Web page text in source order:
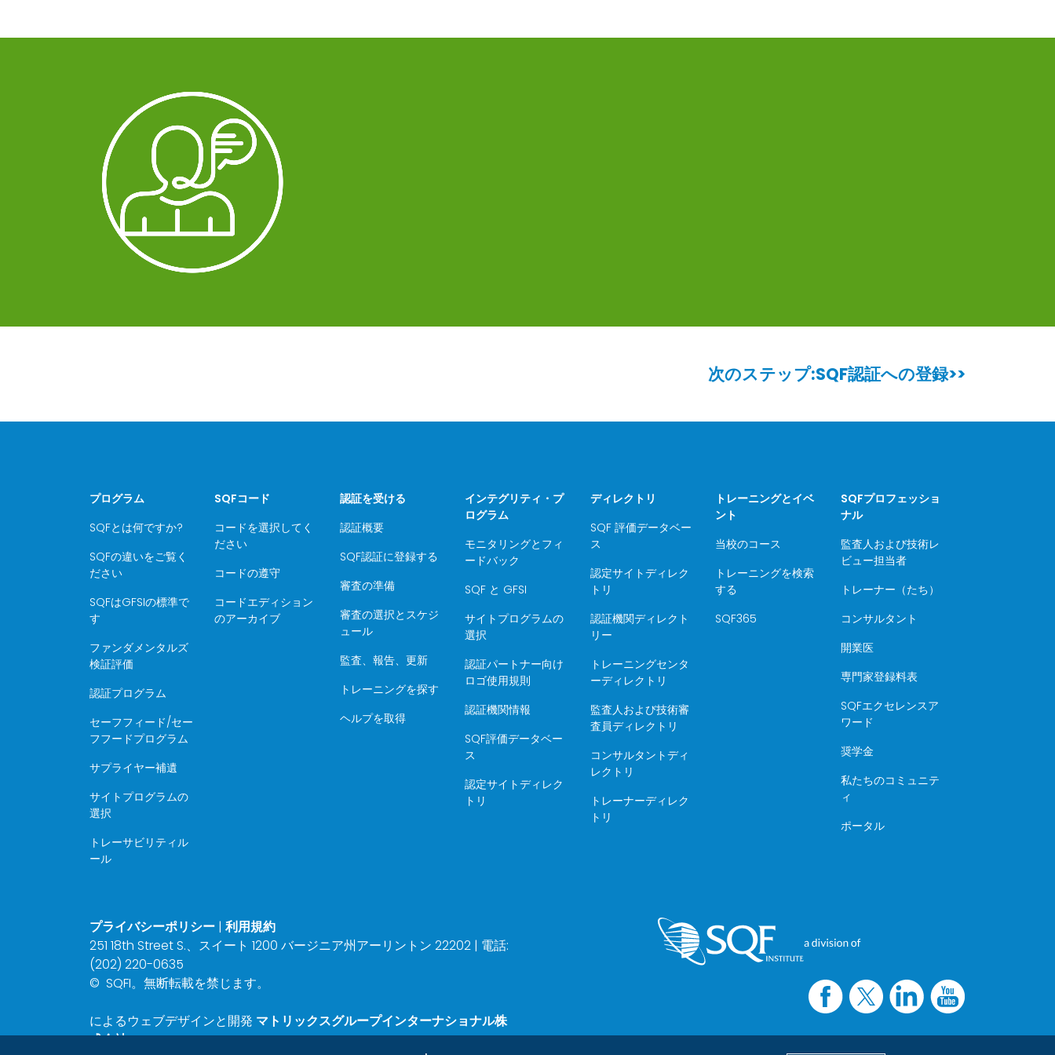
次のステップ:SQF認証への登録>>
プログラム
SQFとは何ですか?
SQFの違いをご覧く
ださい
SQFはGFSIの標準で
す
ファンダメンタルズ
検証評価
認証プログラム
セーフフィード/セー
フフードプログラム
サプライヤー補遺
サイトプログラムの
選択
トレーサビリティル
ール
SQFコード
コードを選択してく
ださい
コードの遵守
コードエディション
のアーカイブ
認証を受ける
認証概要
SQF認証に登録する
審査の準備
審査の選択とスケジ
ュール
監査、報告、更新
トレーニングを探す
ヘルプを取得
インテグリティ・プ
ログラム
モニタリングとフィ
ードバック
SQF と GFSI
サイトプログラムの
選択
認証パートナー向け
ロゴ使用規則
認証機関情報
SQF評価データベー
ス
認定サイトディレク
トリ
ディレクトリ
SQF 評価データベー
ス
認定サイトディレク
トリ
認証機関ディレクト
リー
トレーニングセンタ
ーディレクトリ
監査人および技術審
査員ディレクトリ
コンサルタントディ
レクトリ
トレーナーディレク
トリ
トレーニングとイベ
ント
当校のコース
トレーニングを検索
する
SQF365
SQFプロフェッショ
ナル
監査人および技術レ
ビュー担当者
トレーナー（たち）
コンサルタント
開業医
専門家登録料表
SQFエクセレンスア
ワード
奨学金
私たちのコミュニテ
ィ
ポータル
プライバシーポリシー | 利用規約
251 18th Street S.、スイート 1200 バージニア州アーリントン 22202 | 電話:
(202) 220-0635
© SQFI。無断転載を禁じます。
によるウェブデザインと開発 マトリックスグループインターナショナル株
式会社